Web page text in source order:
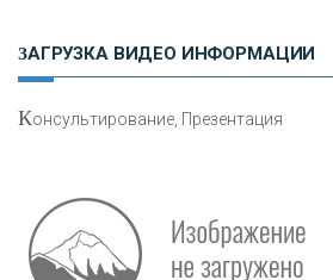
ЗАГРУЗКА ВИДЕО ИНФОРМАЦИИ
Консультирование, Презентация